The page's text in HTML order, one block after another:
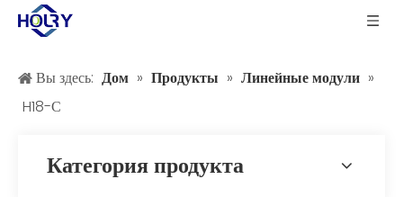
Вы здесь: Дом » Продукты » Линейные модули »
H18-С
Категория продукта